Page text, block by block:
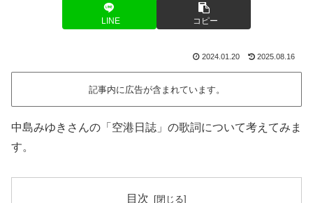
LINE コピー
2024.01.20 2025.08.16
記事内に広告が含まれています。
中島みゆきさんの「空港日誌」の歌詞について考えてみま
す。
目次